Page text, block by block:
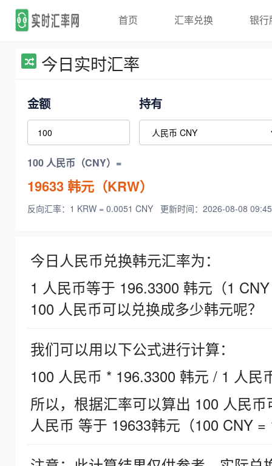
首页 汇率兑换 银行
今日实时汇率
金额 持有
100 人民币（CNY）=
19633韩元（KRW）
反向汇率：1 KRW = 0.0051 CNY 更新时间：2026-08-08
今日人民币兑换韩元汇率为：
1 人民币等于 196.3300 韩元（1
100 人民币可以兑换成多少韩元呢？
我们可以用以下公式进行计算：
100 人民币 * 196.3300 韩元 / 1 人民
所以，根据汇率可以算出 100 人民
人民币 等于 19633韩元（100 CNY =